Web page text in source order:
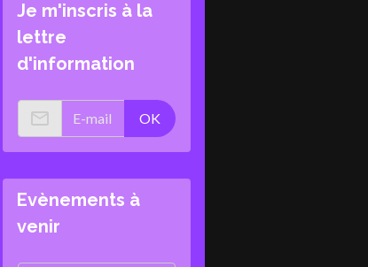
Je m'inscris à la
lettre
d'information
OK
Evènements à
venir